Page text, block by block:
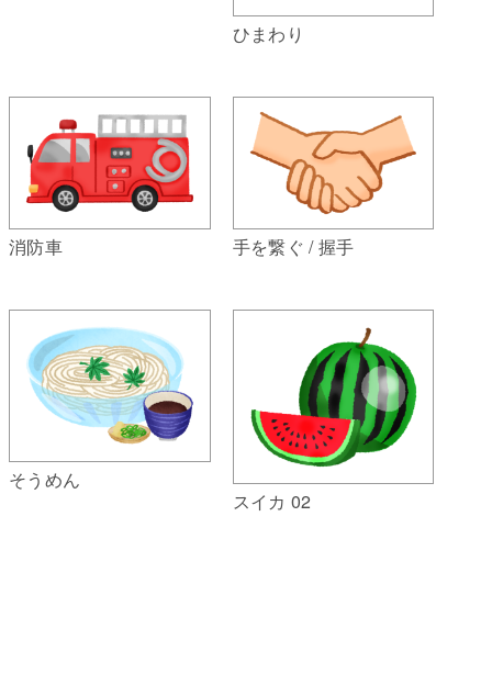
ひまわり
消防車 手を繋ぐ / 握手
そうめん
スイカ 02